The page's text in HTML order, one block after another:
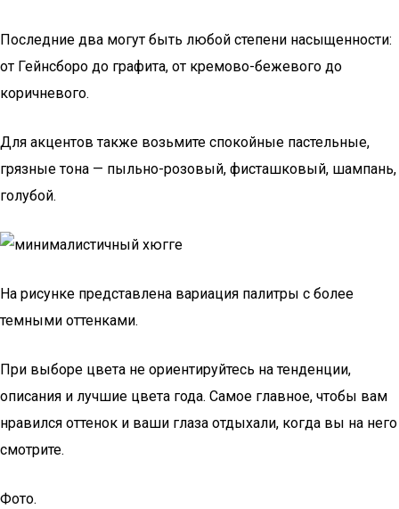
Последние два могут быть любой степени насыщенности:
от Гейнсборо до графита, от кремово-бежевого до
коричневого.
Для акцентов также возьмите спокойные пастельные,
грязные тона — пыльно-розовый, фисташковый, шампань,
голубой.
На рисунке представлена вариация палитры с более
темными оттенками.
При выборе цвета не ориентируйтесь на тенденции,
описания и лучшие цвета года. Самое главное, чтобы вам
нравился оттенок и ваши глаза отдыхали, когда вы на него
смотрите.
Фото.